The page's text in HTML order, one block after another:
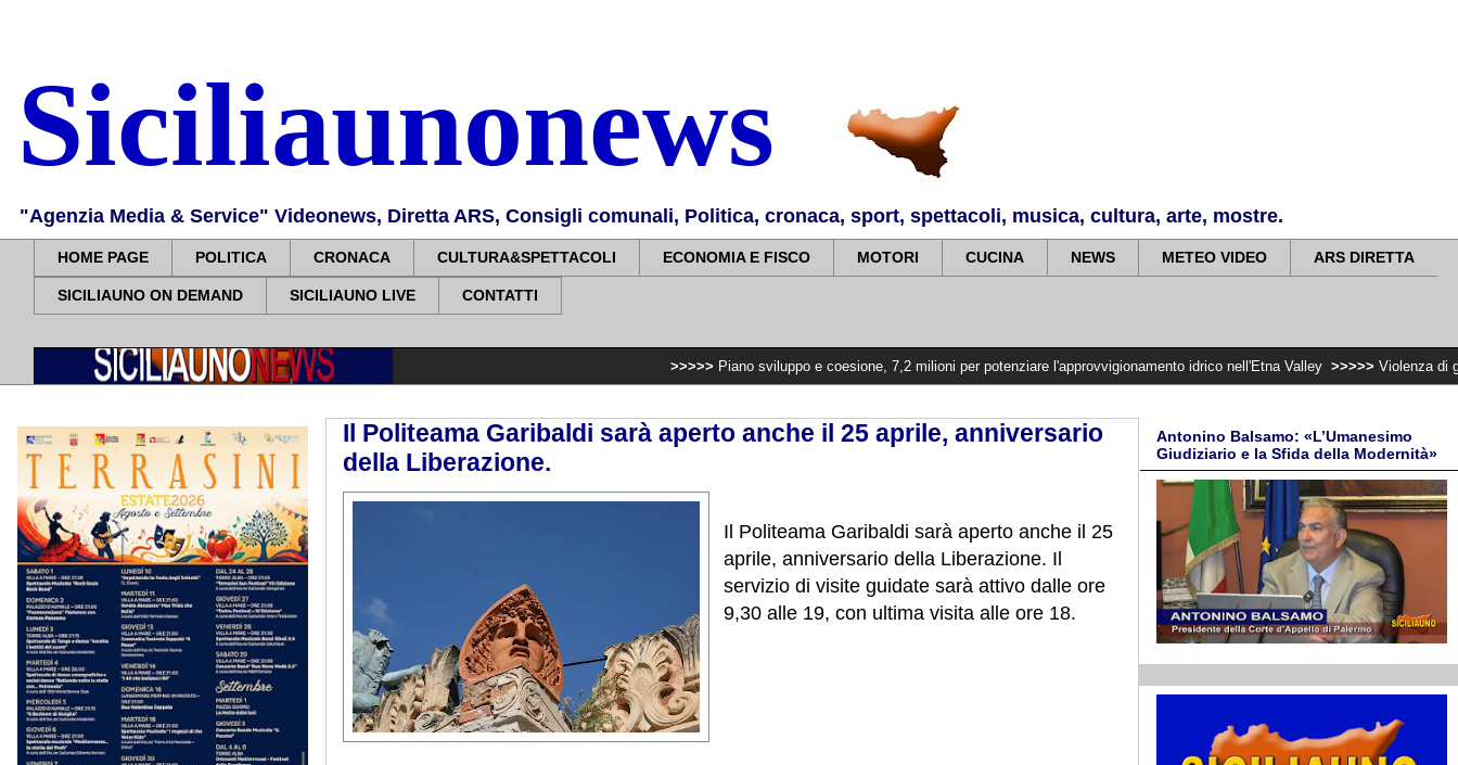
Siciliaunonews
"Agenzia Media & Service" Videonews, Diretta ARS, Consigli comunali, Politica, cronaca, sport, spettacoli, musica, cultura, arte, mostre.
HOME PAGE POLITICA CRONACA CULTURA&SPETTACOLI ECONOMIA E FISCO MOTORI CUCINA NEWS METEO VIDEO ARS DIRETTA
SICILIAUNO ON DEMAND SICILIAUNO LIVE CONTATTI
Piano sviluppo e coesione, 7,2 milioni per potenziare l'approvvigionamento idrico nell'Etna Valley >>>>> Violenza di genere,
Il Politeama Garibaldi sarà aperto anche il 25 aprile, anniversario
della Liberazione.
Il Politeama Garibaldi sarà aperto anche il 25
aprile, anniversario della Liberazione. Il
servizio di visite guidate sarà attivo dalle ore
9,30 alle 19, con ultima visita alle ore 18.
Antonino Balsamo: «L’Umanesimo
Giudiziario e la Sfida della Modernità»